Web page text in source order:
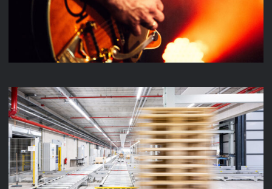
LENZE INTRALOGISTIK